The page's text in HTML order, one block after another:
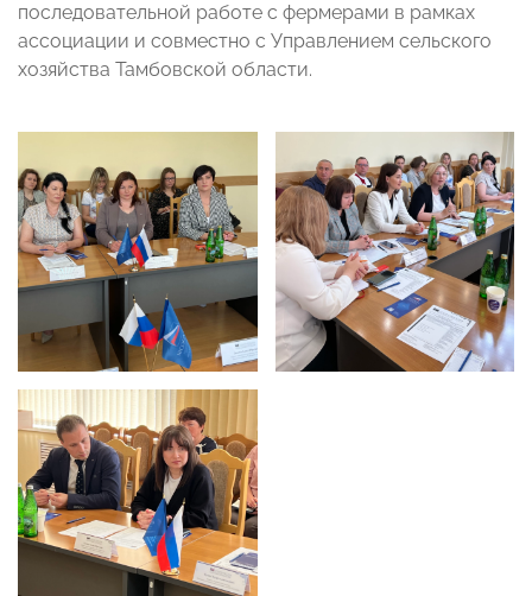
последовательной работе с фермерами в рамках
ассоциации и совместно с Управлением сельского
хозяйства Тамбовской области.